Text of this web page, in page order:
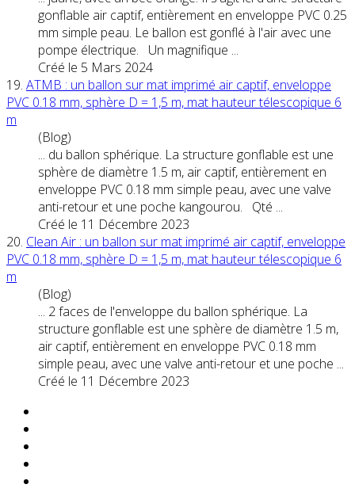
gonflable air captif, entièrement en enveloppe PVC 0.25
mm simple peau. Le ballon est gonflé à l'air avec une
pompe électrique. Un magnifique ...
Créé le 5 Mars 2024
19. ATMB : un ballon sur mat imprimé air captif, enveloppe
PVC 0.18 mm, sphère D = 1,5 m, mat hauteur télescopique 6
m
(Blog)
... du ballon sphérique. La structure gonflable est une
sphère de diamètre 1.5 m, air captif, entièrement en
enveloppe PVC 0.18 mm simple peau, avec une valve
anti-retour et une poche kangourou. Qté ...
Créé le 11 Décembre 2023
20. Clean Air : un ballon sur mat imprimé air captif, enveloppe
PVC 0.18 mm, sphère D = 1,5 m, mat hauteur télescopique 6
m
(Blog)
... 2 faces de l'enveloppe du ballon sphérique. La
structure gonflable est une sphère de diamètre 1.5 m,
air captif, entièrement en enveloppe PVC 0.18 mm
simple peau, avec une valve anti-retour et une poche ...
Créé le 11 Décembre 2023